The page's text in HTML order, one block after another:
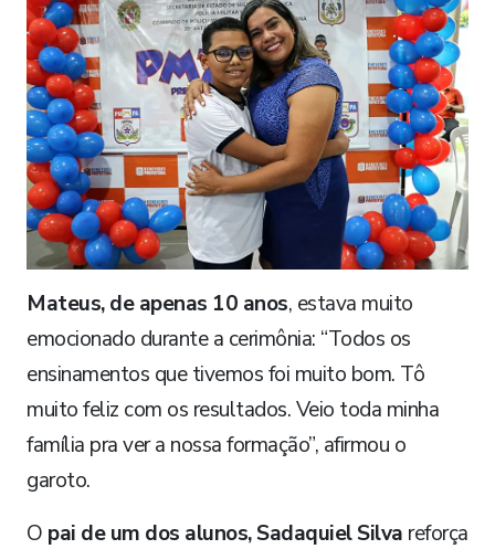
Mateus, de apenas 10 anos, estava muito
emocionado durante a cerimônia: “Todos os
ensinamentos que tivemos foi muito bom. Tô
muito feliz com os resultados. Veio toda minha
família pra ver a nossa formação”, afirmou o
garoto.
O pai de um dos alunos, Sadaquiel Silva reforça